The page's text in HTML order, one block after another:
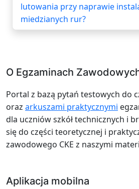
lutowania przy naprawie
miedzianych rur?
O Egzaminach
Portal z bazą pytań testowych do
oraz arkuszami praktycznymi
dla uczniów szkół technicznych i
się do części teoretycznej i
zawodowego CKE z naszymi
Aplikacja mobilna